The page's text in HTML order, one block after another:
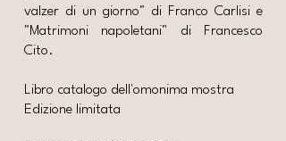
valzer di un giorno" di Franco Carlisi e
"Matrimoni napoletani" di Francesco
Cito.
Libro catalogo dell'omonima mostra
Edizione limitata